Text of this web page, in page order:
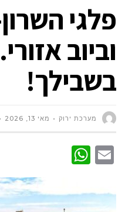
פלגי
וביוב
בשבילך!
מערכת ירוק מאי 13, 2026
Email